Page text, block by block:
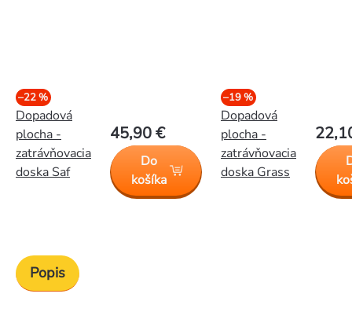
–22 %
Dopadová
plocha -
zatrávňovacia
doska Saf
45,90 €
Do
košíka
–19 %
Dopadová
plocha -
zatrávňovacia
doska Grass
Popis